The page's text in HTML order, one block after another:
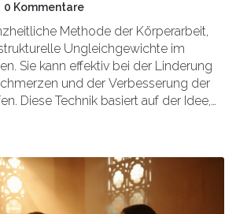
0 Kommentare
Methode der Körperarbeit,
Ungleichgewichte im
Sie kann effektiv bei der Linderung
und der Verbesserung der
Diese Technik basiert auf der Idee,
reduzieren und die Beweglichkeit zu
Sie, wie Rolfing Ihr Wohlbefinden